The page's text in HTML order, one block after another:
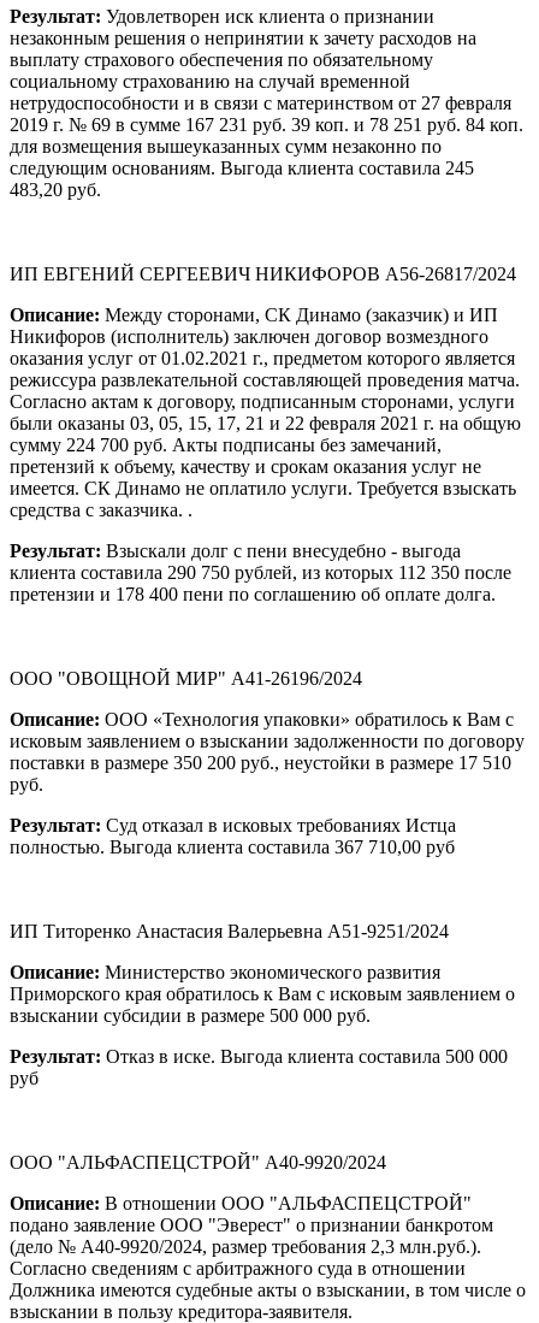
Результат: Удовлетворен иск клиента о признании
незаконным решения о непринятии к зачету расходов на
выплату страхового обеспечения по обязательному
социальному страхованию на случай временной
нетрудоспособности и в связи с материнством от 27 февраля
2019 г. № 69 в сумме 167 231 руб. 39 коп. и 78 251 руб. 84 коп.
для возмещения вышеуказанных сумм незаконно по
следующим основаниям. Выгода клиента составила 245
483,20 руб.
ИП ЕВГЕНИЙ СЕРГЕЕВИЧ НИКИФОРОВ А56-26817/2024
Описание: Между сторонами, СК Динамо (заказчик) и ИП
Никифоров (исполнитель) заключен договор возмездного
оказания услуг от 01.02.2021 г., предметом которого является
режиссура развлекательной составляющей проведения матча.
Согласно актам к договору, подписанным сторонами, услуги
были оказаны 03, 05, 15, 17, 21 и 22 февраля 2021 г. на общую
сумму 224 700 руб. Акты подписаны без замечаний,
претензий к объему, качеству и срокам оказания услуг не
имеется. СК Динамо не оплатило услуги. Требуется взыскать
средства с заказчика. .
Результат: Взыскали долг с пени внесудебно - выгода
клиента составила 290 750 рублей, из которых 112 350 после
претензии и 178 400 пени по соглашению об оплате долга.
ООО "ОВОЩНОЙ МИР" А41-26196/2024
Описание: ООО «Технология упаковки» обратилось к Вам с
исковым заявлением о взыскании задолженности по договору
поставки в размере 350 200 руб., неустойки в размере 17 510
руб.
Результат: Суд отказал в исковых требованиях Истца
полностью. Выгода клиента составила 367 710,00 руб
ИП Титоренко Анастасия Валерьевна А51-9251/2024
Описание: Министерство экономического развития
Приморского края обратилось к Вам с исковым заявлением о
взыскании субсидии в размере 500 000 руб.
Результат: Отказ в иске. Выгода клиента составила 500 000
руб
ООО "АЛЬФАСПЕЦСТРОЙ" А40-9920/2024
Описание: В отношении ООО "АЛЬФАСПЕЦСТРОЙ"
подано заявление ООО "Эверест" о признании банкротом
(дело № А40-9920/2024, размер требования 2,3 млн.руб.).
Согласно сведениям с арбитражного суда в отношении
Должника имеются судебные акты о взыскании, в том числе о
взыскании в пользу кредитора-заявителя.